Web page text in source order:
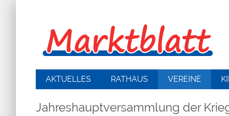
AKTUELLES RATHAUS VEREINE
Jahreshauptversammlung der